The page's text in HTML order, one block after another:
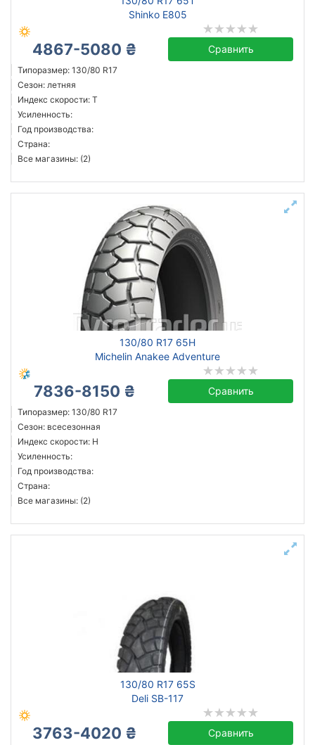
Shinko E805
4867-5080 ₴ Сравнить
Типоразмер: 130/80 R17
Сезон: летняя
Индекс скорости: T
Усиленность:
Год производства:
Страна:
Все магазины: (2)
130/80 R17 65H
Michelin Anakee Adventure
7836-8150 ₴ Сравнить
Типоразмер: 130/80 R17
Сезон: всесезонная
Индекс скорости: H
Усиленность:
Год производства:
Страна:
Все магазины: (2)
130/80 R17 65S
Deli SB-117
3763-4020 ₴ Сравнить